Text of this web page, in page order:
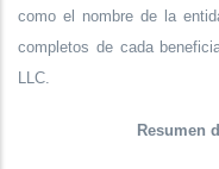
como el nombre de la
completos de cada
LLC.
Resumen